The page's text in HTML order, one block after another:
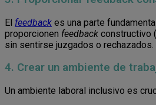
El feedback es una parte
proporcionen feedback constructivo
sin sentirse juzgados o rechazados.
4. Crear un ambiente de
Un ambiente laboral inclusivo es